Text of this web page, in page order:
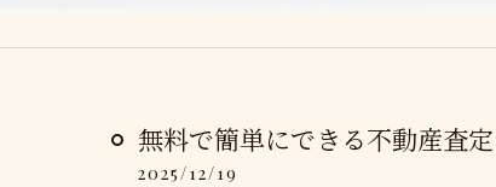
無料で簡単にできる不動産査
2025/12/19